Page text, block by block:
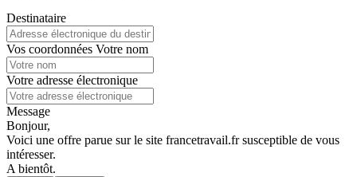
Destinataire
Vos coordonnées Votre nom
Votre adresse électronique
Message
Bonjour,
Voici une offre parue sur le site francetravail.fr susceptible de vous
intéresser.
A bientôt.